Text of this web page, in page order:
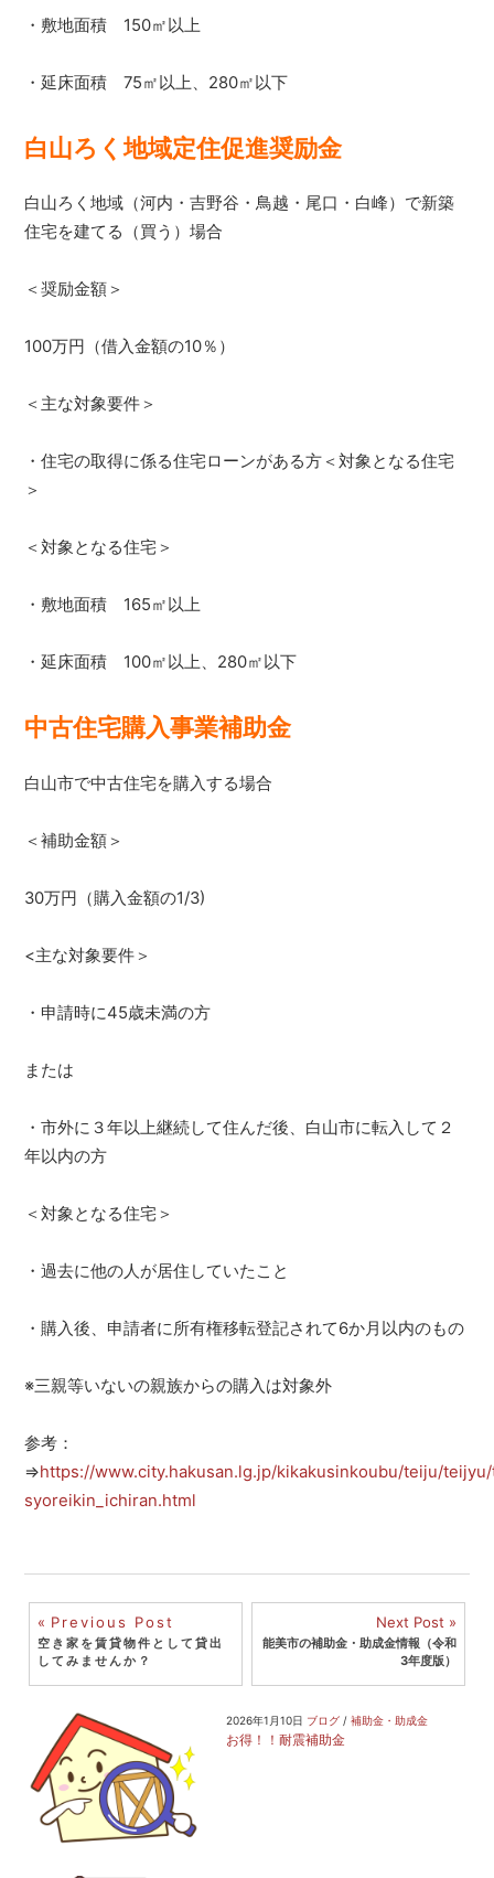
・敷地面積 150㎡以上
・延床面積 75㎡以上、280㎡以下
白山ろく地域定住促進奨励金
白山ろく地域（河内・吉野谷・鳥越・尾口・白峰）で新築
住宅を建てる（買う）場合
＜奨励金額＞
100万円（借入金額の10％）
＜主な対象要件＞
・住宅の取得に係る住宅ローンがある方＜対象となる住宅
＞
＜対象となる住宅＞
・敷地面積 165㎡以上
・延床面積 100㎡以上、280㎡以下
中古住宅購入事業補助金
白山市で中古住宅を購入する場合
＜補助金額＞
30万円（購入金額の1/3)
<主な対象要件＞
・申請時に45歳未満の方
または
・市外に３年以上継続して住んだ後、白山市に転入して２
年以内の方
＜対象となる住宅＞
・過去に他の人が居住していたこと
・購入後、申請者に所有権移転登記されて6か月以内のもの
※三親等いないの親族からの購入は対象外
参考：
⇒https://www.city.hakusan.lg.jp/kikakusinkoubu/teiju/
syoreikin_ichiran.html
投
稿
ナ
ゲ
Previous Post
空き家を賃貸物件として貸出
してみませんか？
Next Post
能美市の補助金・助成金情報（令和
3年度版）
2026年1月10日 ブログ/ 補助金・助成金
お得！！耐震補助金